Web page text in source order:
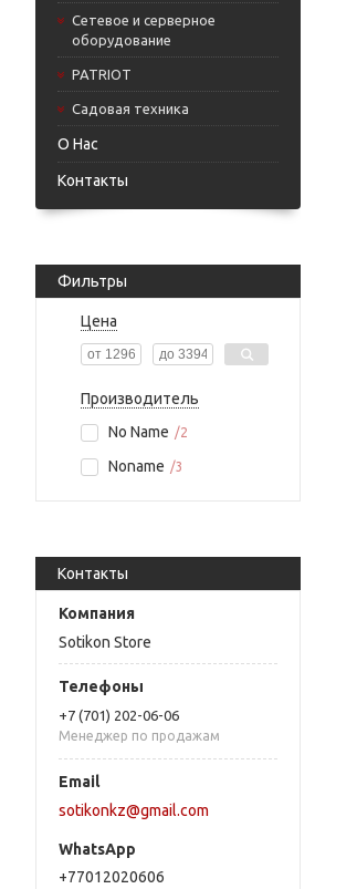
Сетевое и серверное
оборудование
PATRIOT
Садовая техника
О Нас
Контакты
Фильтры
Цена
Производитель
No Name
2
Noname 3
Контакты
Sotikon Store
+7 (701) 202-06-06
Менеджер по продажам
sotikonkz@gmail.com
+77012020606